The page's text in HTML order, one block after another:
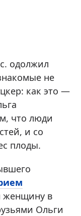
одолжил
не
как это —
что люди
и со
плоды.
женщину в
Ольги